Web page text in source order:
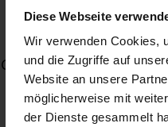
Diese Webseite
Wir verwenden Cookies,
und die Zugriffe auf
Website an unsere
möglicherweise mit
der Dienste gesammelt
Karte
zustimmen.